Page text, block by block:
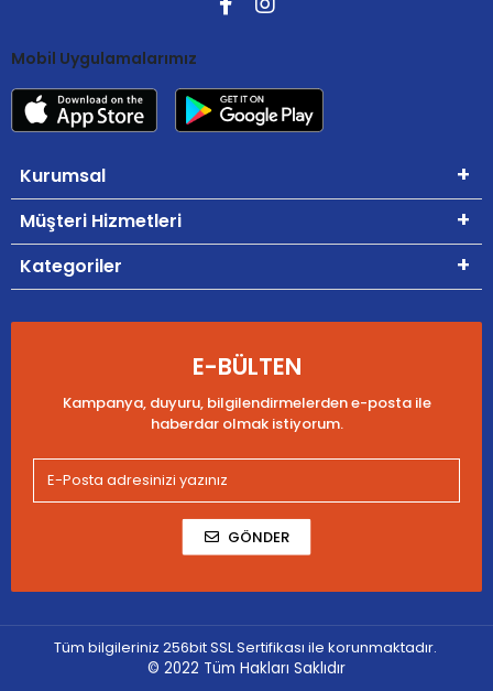
Mobil Uygulamalarımız
Kurumsal
Müşteri Hizmetleri
Kategoriler
E-BÜLTEN
Kampanya, duyuru, bilgilendirmelerden e-posta ile
haberdar olmak istiyorum.
GÖNDER
Tüm bilgileriniz 256bit SSL Sertifikası ile korunmaktadır.
© 2022 Tüm Hakları Saklıdır